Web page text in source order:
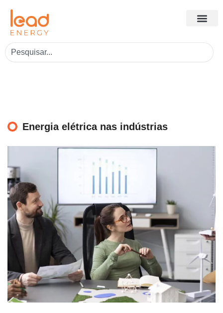
Energia elétrica nas indústrias